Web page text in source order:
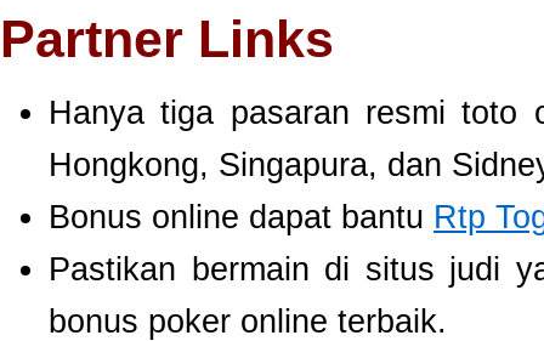
Partner Links
Hanya tiga pasaran resmi
Hongkong, Singapura, dan
Bonus online dapat bantu Rtp
Pastikan bermain di situs judi
bonus poker online terbaik.